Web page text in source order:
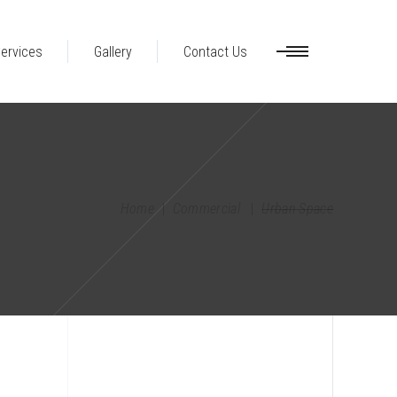
Gallery Contact Us